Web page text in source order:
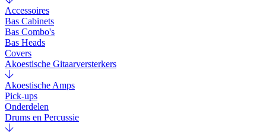
Accessoires
Bas Cabinets
Bas Combo's
Bas Heads
Covers
Akoestische Gitaarversterkers
Akoestische Amps
Pick-ups
Onderdelen
Drums en Percussie